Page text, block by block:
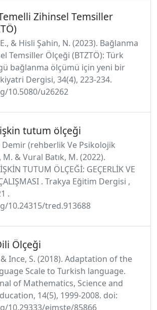
Zihinsel Temsiller
& Hisli Şahin, N. (2023). Bağlanma
Temsiller Ölçeği (BTZTÖ): Türk
bağlanma ölçümü için yeni bir
Dergisi, 34(4), 223-234.
10.5080/u26262
tutum ölçeği
, Demir (rehberlik Ve Psikolojik
M. & Vural Batık, M. (2022).
TUTUM ÖLÇEĞİ: GEÇERLİK VE
. Trakya Eğitim Dergisi ,
.
10.24315/tred.913688
Ölçeği
Ince, S. (2018). Adaptation of the
Scale to Turkish language.
of Mathematics, Science and
14(5), 1999-2008. doi:
10.29333/ejmste/85866